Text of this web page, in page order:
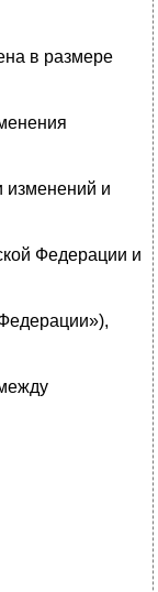
в размере
изменений и
Федерации и